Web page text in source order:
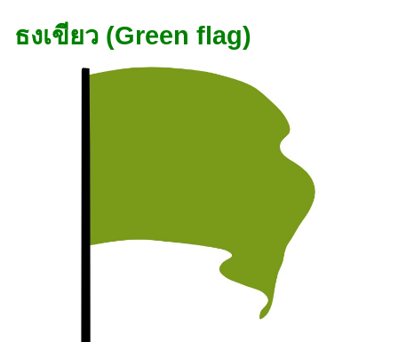
ธงเขียว (Green flag)